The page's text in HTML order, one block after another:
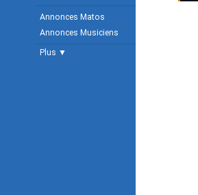
Annonces Matos
Annonces Musiciens
Plus ▼